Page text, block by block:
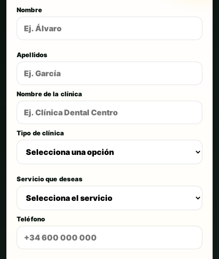
Nombre
Apellidos
Nombre de la clínica
Tipo de clínica
Servicio que deseas
Teléfono